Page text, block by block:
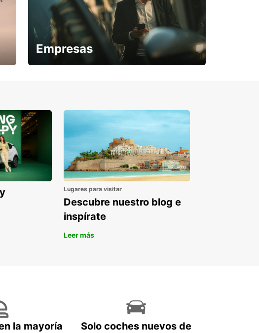
Empresas
Lugares para visitar
Descubre nuestro blog e
inspírate
Leer más
la mayoría
Solo coches nuevos de